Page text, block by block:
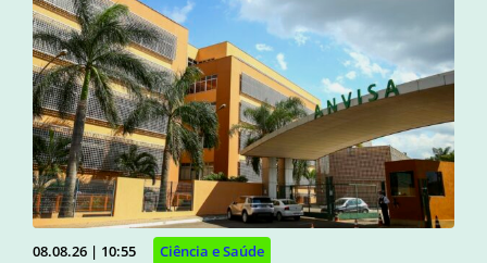
08.08.26 | 10:55 Ciência e Saúde